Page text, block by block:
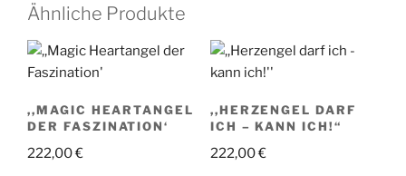
Ähnliche Produkte
,,MAGIC HEARTANGEL
DER FASZINATION‘
222,00€
,,HERZENGEL DARF
ICH – KANN ICH!“
222,00€